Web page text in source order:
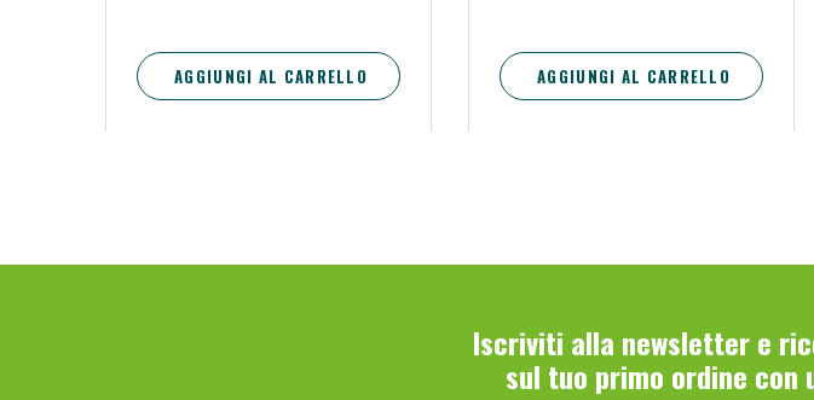
AGGIUNGI AL CARRELLO AGGIUNGI AL CARRELLO
Iscriviti alla newsletter e
sul tuo primo ordine con